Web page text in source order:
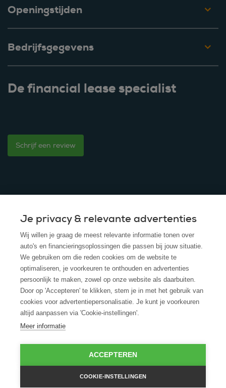
Openingstijden
Bedrijfsgegevens
De financial lease specialist
Schrijf een review
© 2025 - ROS Krediet Service
Algemene Voorwaarden
Disclaimer
Privacy Policy
Cookies
Cookie policy
Je privacy & relevante advertenties
Wij willen je graag de meest relevante informatie tonen over
auto's en financieringsoplossingen die passen bij jouw situatie.
We gebruiken om die reden cookies om de website te
optimaliseren, je voorkeuren te onthouden en advertenties
persoonlijk te maken, zowel op onze website als daarbuiten.
Door op 'Accepteren' te klikken, stem je in met het gebruik van
cookies voor advertentiepersonalisatie. Je kunt je voorkeuren
altijd aanpassen via 'Cookie-instellingen'.
Meer informatie
ACCEPTEREN
COOKIE-INSTELLINGEN